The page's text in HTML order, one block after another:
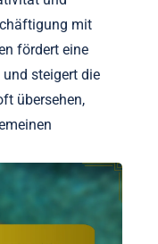
mit
fördert eine
und steigert die
übersehen,